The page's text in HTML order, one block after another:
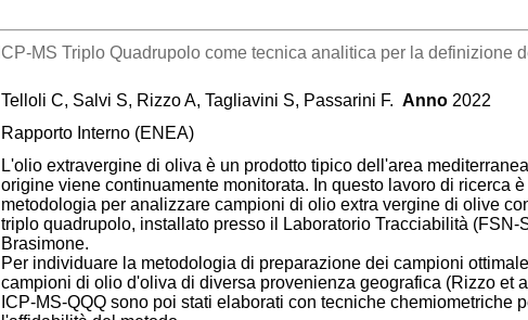
ICP-MS Triplo Quadrupolo come tecnica analitica per la
Telloli C, Salvi S, Rizzo A, Tagliavini S, Passarini F. Anno 2022
Rapporto Interno (ENEA)
L'olio extravergine di oliva è un prodotto tipico dell'area
origine viene continuamente monitorata. In questo lavoro di ricerca
metodologia per analizzare campioni di olio extra vergine di olive
triplo quadrupolo, installato presso il Laboratorio Tracciabilità (FSN-
Brasimone.
Per individuare la metodologia di preparazione dei campioni
campioni di olio d'oliva di diversa provenienza geografica (Rizzo et
ICP-MS-QQQ sono poi stati elaborati con tecniche chemiometriche